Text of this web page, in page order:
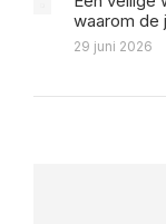
waarom de
29 juni 2026